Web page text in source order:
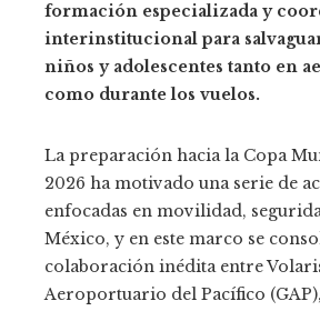
formación especializada y
interinstitucional para
niños y adolescentes tanto en
como durante los vuelos.
La preparación hacia la Copa
2026 ha motivado una serie de
enfocadas en movilidad,
México, y en este marco se
colaboración inédita entre
Aeroportuario del Pacífico